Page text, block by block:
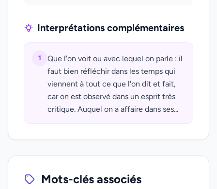
Interprétations complémentaires
1
Que l'on voit ou avec lequel on parle : il
faut bien réfléchir dans les temps qui
viennent à tout ce que l'on dit et fait,
car on est observé dans un esprit très
critique. Auquel on a affaire dans ses...
Mots-clés associés